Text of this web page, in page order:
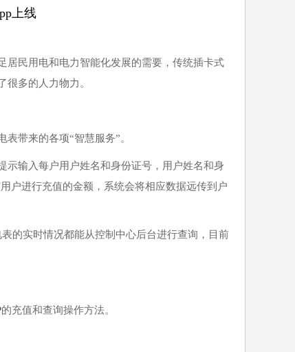
上线
居民用电和电力智能化发展的需要，传统插卡式
多的人力物力。
带来的各项“智慧服务”。
示输入每户用户姓名和身份证号，用户姓名和身
户进行充值的金额，系统会将相应数据远传到户
的实时情况都能从控制中心后台进行查询，目前
的充值和查询操作方法。